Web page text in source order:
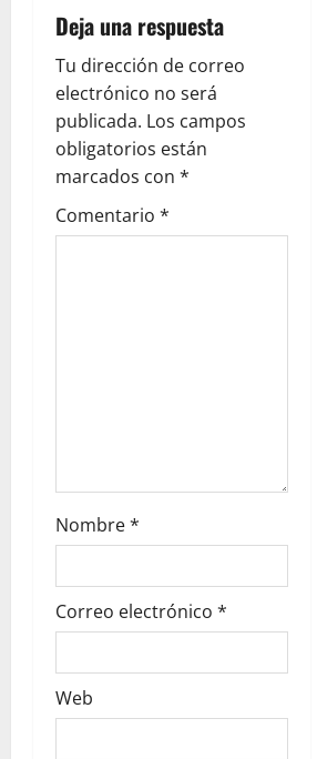
Deja una respuesta
Tu dirección de correo
electrónico no será
publicada. Los campos
obligatorios están
marcados con *
Comentario *
Nombre*
Correo electrónico *
Web